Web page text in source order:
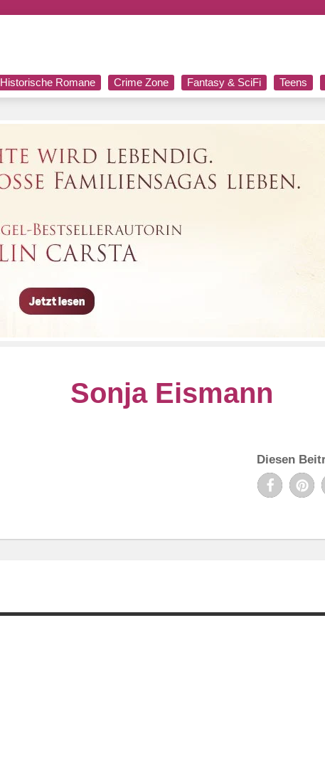
Historische Romane Crime Zone Fantasy & SciFi Teens
Sonja Eismann
Diesen